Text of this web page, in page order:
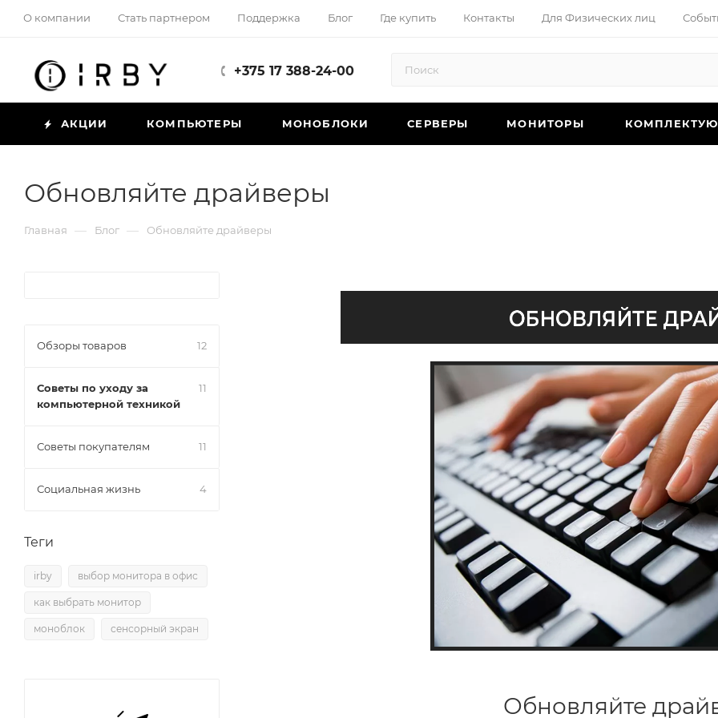
О компании Стать партнером Поддержка Блог Где купить Контакты Для Физических лиц
+375 17 388-24-00
АКЦИИ КОМПЬЮТЕРЫ МОНОБЛОКИ СЕРВЕРЫ МОНИТОРЫ
Обновляйте драйверы
Главная — Блог — Обновляйте драйверы
Обновляйте
Обзоры товаров 12
Советы по уходу за
компьютерной техникой
11
Советы покупателям 11
Социальная жизнь 4
Теги
irby выбор монитора в офис
как выбрать монитор
моноблок сенсорный экран